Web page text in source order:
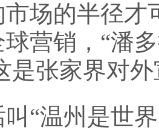
场的半径才
营销，“潘
是张家界对
温州是世界